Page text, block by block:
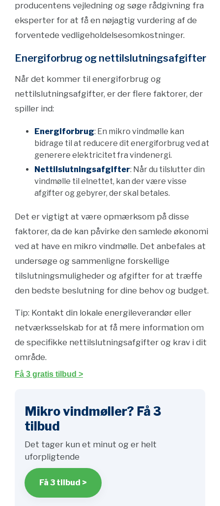
producentens vejledning og søge rådgivning fra
eksperter for at få en nøjagtig vurdering af de
forventede vedligeholdelsesomkostninger.
Energiforbrug og nettilslutningsafgifter
Når det kommer til energiforbrug og
nettilslutningsafgifter, er der flere faktorer, der
spiller ind:
Energiforbrug: En mikro vindmølle kan
bidrage til at reducere dit energiforbrug ved at
generere elektricitet fra vindenergi.
Nettilslutningsafgifter: Når du tilslutter din
vindmølle til elnettet, kan der være visse
afgifter og gebyrer, der skal betales.
Det er vigtigt at være opmærksom på disse
faktorer, da de kan påvirke den samlede økonomi
ved at have en mikro vindmølle. Det anbefales at
undersøge og sammenligne forskellige
tilslutningsmuligheder og afgifter for at træffe
den bedste beslutning for dine behov og budget.
Tip: Kontakt din lokale energileverandør eller
netværksselskab for at få mere information om
de specifikke nettilslutningsafgifter og krav i dit
område.
Få 3 gratis tilbud >
Mikro vindmøller? Få 3
tilbud
Det tager kun et minut og er helt
uforpligtende
Få 3 tilbud >